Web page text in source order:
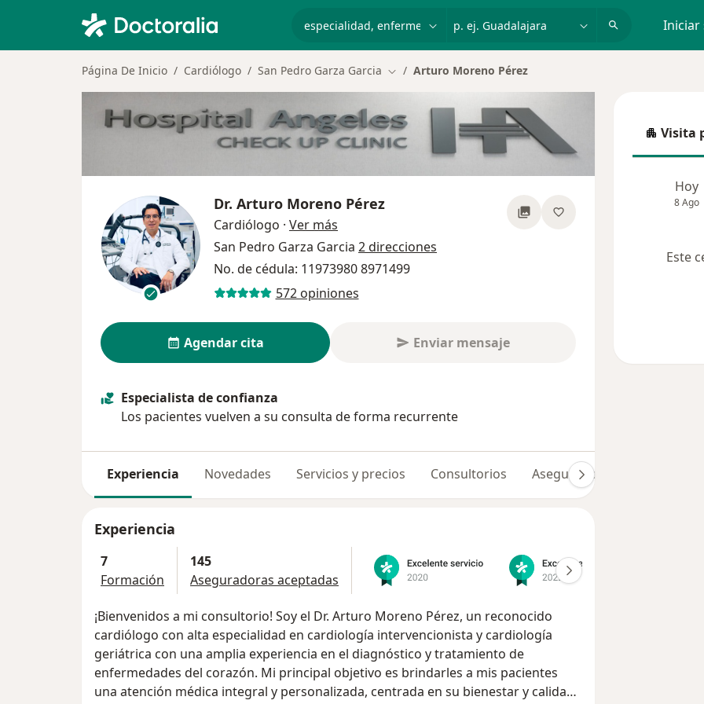
Iniciar
Página De Inicio Cardiólogo San Pedro Garza Garcia Cambiar de ciudad
Arturo Moreno Pérez
Dr. Arturo Moreno Pérez
Cardiólogo · Ver más
San Pedro Garza Garcia 2 direcciones
No. de cédula: 11973980 8971499
572 opiniones
Agendar cita Enviar mensaje
Especialista de confianza
Los pacientes vuelven a su consulta de forma recurrente
Experiencia Novedades Servicios y precios Consultorios Aseguradoras
Experiencia
7
Formación
145
Aseguradoras aceptadas
¡Bienvenidos a mi consultorio! Soy el Dr. Arturo Moreno Pérez, un reconocido
cardiólogo con alta especialidad en cardiología intervencionista y cardiología
geriátrica con una amplia experiencia en el diagnóstico y tratamiento de
enfermedades del corazón. Mi principal objetivo es brindarles a mis pacientes
una atención médica integral y personalizada, centrada en su bienestar y calidad
Visita
Visita
Hoy
8 Ago
Este